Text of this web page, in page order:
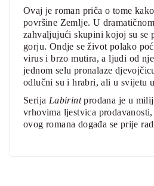
Ovaj je roman priča o tome
površine Zemlje. U
zahvaljujući skupini kojoj su se
gorju. Ondje se život polako
virus i brzo mutira, a ljudi od
jednom selu pronalaze
odlučni su i hrabri, ali u svijetu
Serija Labirintprodana je u
vrhovima ljestvica
ovog romana događa se prije